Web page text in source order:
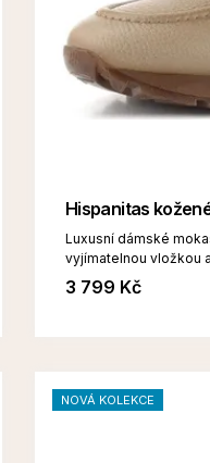
Hispanitas
Luxusní dámské
vyjímatelnou vložkou
3 799 Kč
NOVÁ KOLEKCE